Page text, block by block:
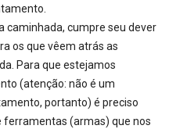
caminhada, cumpre seu dever
os que vêem atrás as
Para que estejamos
(atenção: não é um
portanto) é preciso
ferramentas (armas) que nos